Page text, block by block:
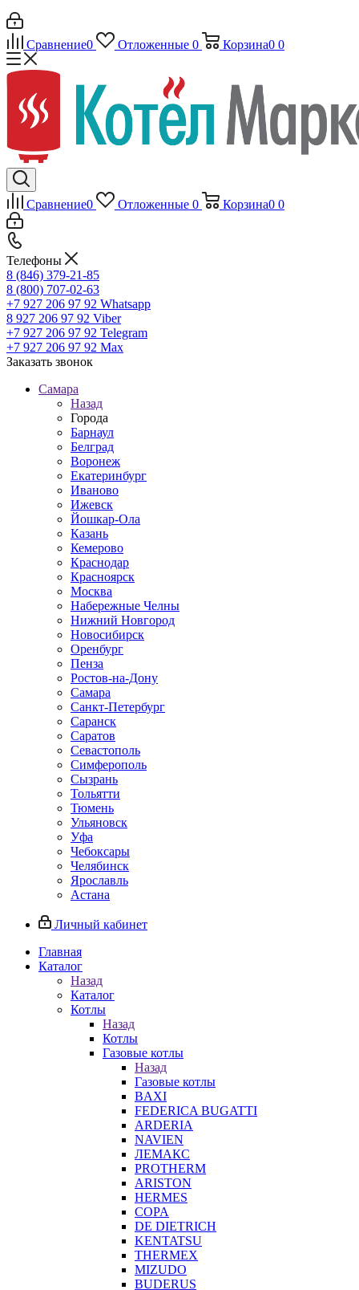
Сравнение0 Отложенные 0 Корзина0 0
Сравнение0 Отложенные 0 Корзина0 0
Телефоны
8 (846) 379-21-85
8 (800) 707-02-63
+7 927 206 97 92 Whatsapp
8 927 206 97 92 Viber
+7 927 206 97 92 Telegram
+7 927 206 97 92 Max
Заказать звонок
Самара
Назад
Города
Барнаул
Белград
Воронеж
Екатеринбург
Иваново
Ижевск
Йошкар-Ола
Казань
Кемерово
Краснодар
Красноярск
Москва
Набережные Челны
Нижний Новгород
Новосибирск
Оренбург
Пенза
Ростов-на-Дону
Самара
Санкт-Петербург
Саранск
Саратов
Севастополь
Симферополь
Сызрань
Тольятти
Тюмень
Ульяновск
Уфа
Чебоксары
Челябинск
Ярославль
Астана
Личный кабинет
Главная
Каталог
Назад
Каталог
Котлы
Назад
Котлы
Газовые котлы
Назад
Газовые котлы
BAXI
FEDERICA BUGATTI
ARDERIA
NAVIEN
ЛЕМАКС
PROTHERM
ARISTON
HERMES
COPA
DE DIETRICH
KENTATSU
THERMEX
MIZUDO
BUDERUS